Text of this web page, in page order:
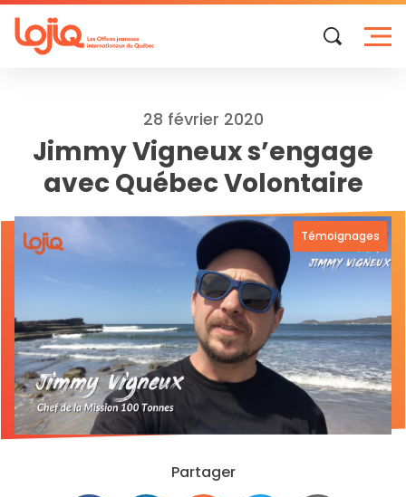
Skip
to
content
28 février 2020
Jimmy Vigneux s’engage
avec Québec Volontaire
Témoignages
Partager